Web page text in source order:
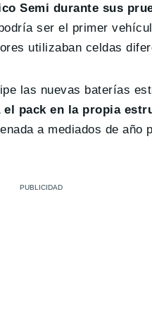
Semi durante sus
ser el primer
utilizaban celdas
las nuevas baterías
el pack en la propia
a mediados de año